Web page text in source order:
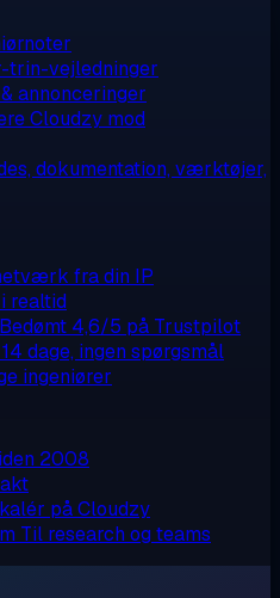
trin-vejledninger
annonceringer
Cloudzy mod
dokumentation, værktøjer,
fra din IP
realtid
Bedømt 4,6/5 på Trustpilot
14 dage, ingen spørgsmål
ingeniører
2008
på Cloudzy
Til research og teams